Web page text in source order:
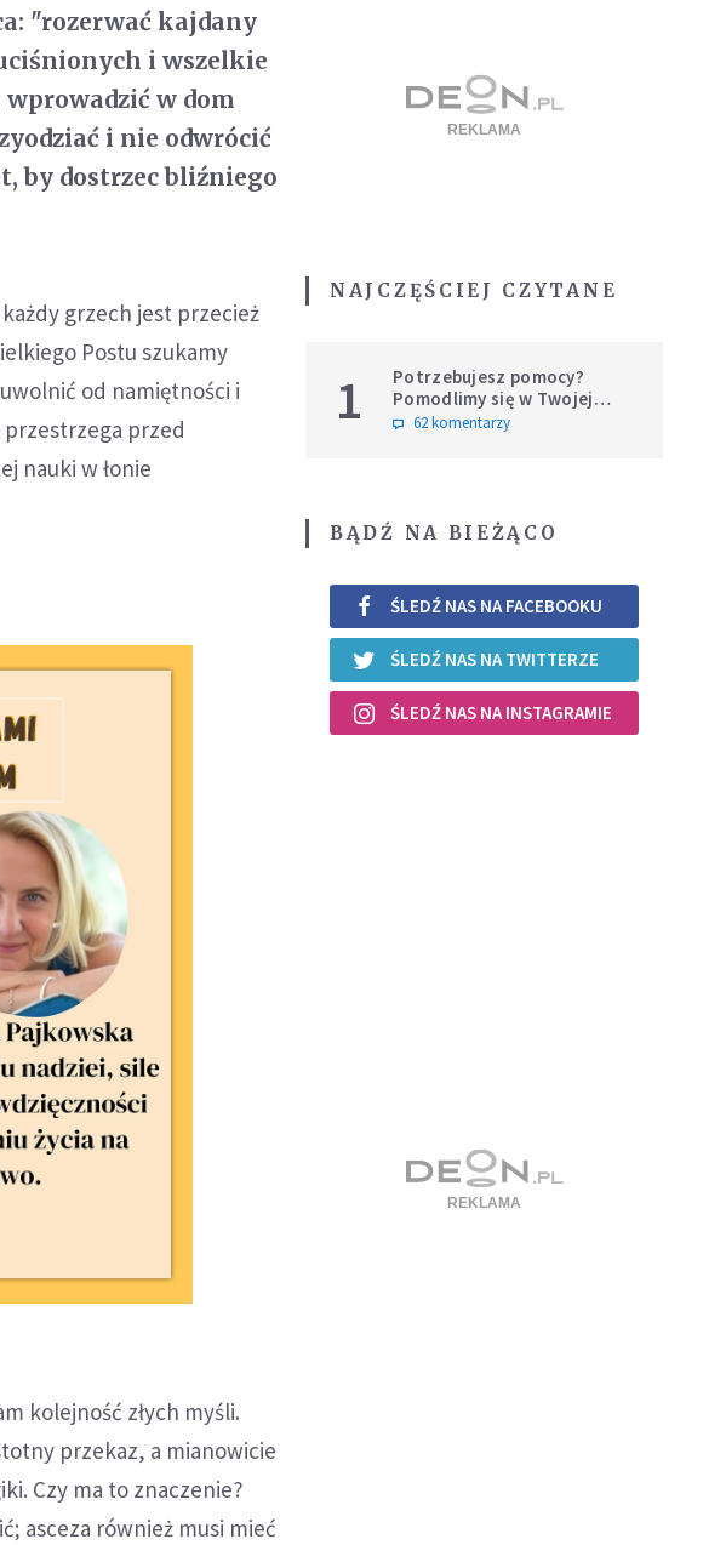
"rozerwać kajdany
i wszelkie
wprowadzić w dom
i nie odwrócić
by dostrzec bliźniego
grzech jest przecież
Postu szukamy
od namiętności i
przed
nauki w łonie
kolejność złych myśli.
przekaz, a mianowicie
Czy ma to znaczenie?
asceza również musi mieć
NAJCZĘŚCIEJ CZYTANE
1
Potrzebujesz pomocy?
Pomodlimy się w Twojej
intencji
62 komentarzy
BĄDŹ NA BIEŻĄCO
ŚLEDŹ NAS NA FACEBOOKU
ŚLEDŹ NAS NA TWITTERZE
ŚLEDŹ NAS NA INSTAGRAMIE